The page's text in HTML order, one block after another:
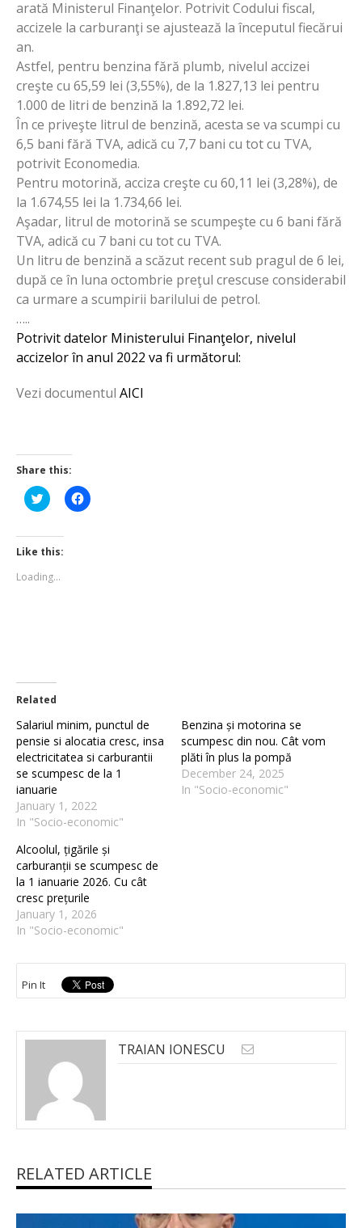
arată Ministerul Finanţelor. Potrivit Codului fiscal,
accizele la carburanţi se ajustează la începutul fiecărui
an.
Astfel, pentru benzina fără plumb, nivelul accizei
creşte cu 65,59 lei (3,55%), de la 1.827,13 lei pentru
1.000 de litri de benzină la 1.892,72 lei.
În ce priveşte litrul de benzină, acesta se va scumpi cu
6,5 bani fără TVA, adică cu 7,7 bani cu tot cu TVA,
potrivit Economedia.
Pentru motorină, acciza creşte cu 60,11 lei (3,28%), de
la 1.674,55 lei la 1.734,66 lei.
Aşadar, litrul de motorină se scumpeşte cu 6 bani fără
TVA, adică cu 7 bani cu tot cu TVA.
Un litru de benzină a scăzut recent sub pragul de 6 lei,
după ce în luna octombrie preţul crescuse considerabil
ca urmare a scumpirii barilului de petrol.
…..
Potrivit datelor Ministerului Finanţelor, nivelul
accizelor în anul 2022 va fi următorul:
Vezi documentul AICI
Share this:
Click
to
Twitter
(Opens
in
window)
Click
to
Like this:
Loading...
Related
Salariul minim, punctul de
pensie si alocatia cresc, insa
electricitatea si carburantii
se scumpesc de la 1
ianuarie
January 1, 2022
In "Socio-economic"
Benzina și motorina se
scumpesc din nou. Cât vom
plăti în plus la pompă
December 24, 2025
In "Socio-economic"
Alcoolul, țigările și
carburanții se scumpesc de
la 1 ianuarie 2026. Cu cât
cresc prețurile
January 1, 2026
In "Socio-economic"
Pin It
TRAIAN IONESCU
RELATED ARTICLE